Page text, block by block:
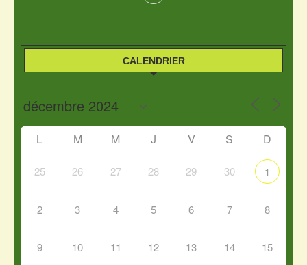
CALENDRIER
L M M J V S D
25 26 27 28 29 30 1
2 3 4 5 6 7 8
9 10 11 12 13 14 15